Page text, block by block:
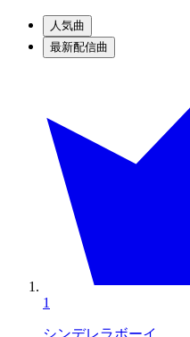
人気曲
最新配信曲
1